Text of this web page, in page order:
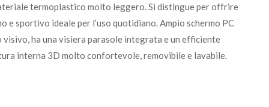
termoplastico molto leggero. Si distingue per offrire
e sportivo ideale per l’uso quotidiano. Ampio schermo PC
visivo, ha una visiera parasole integrata e un efficiente
interna 3D molto confortevole, removibile e lavabile.